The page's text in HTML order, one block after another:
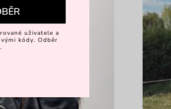
uživatele a
kódy. Odběr